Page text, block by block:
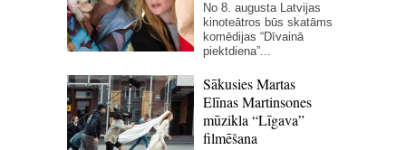
No 8. augusta Latvijas
kinoteātros būs skatāms
komēdijas “Dīvainā
piektdiena”...
Sākusies Martas
Elīnas Martinsones
mūzikla “Līgava”
filmēšana